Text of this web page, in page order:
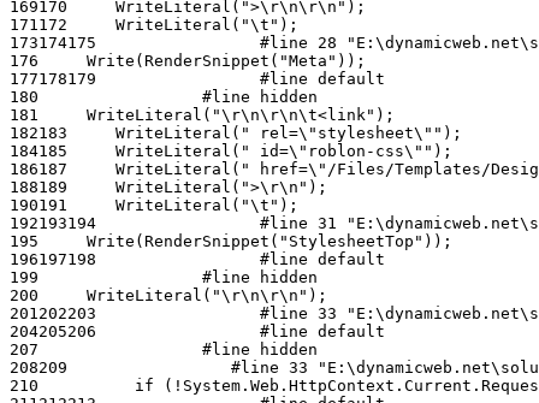
169170
171172
173174175
176
177178179
180
181
182183
184185
186187
188189
190191
192193194
195
196197198
199
200
201202203
204205206
207
208209
210